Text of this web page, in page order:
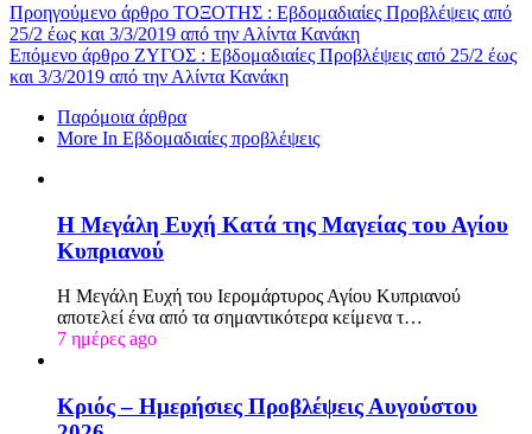
Προηγούμενο άρθρο ΤΟΞΟΤΗΣ : Eβδομαδιαίες Προβλέψεις από
25/2 έως και 3/3/2019 από την Αλίντα Κανάκη
Επόμενο άρθρο ΖΥΓΟΣ : Eβδομαδιαίες Προβλέψεις από 25/2 έως
και 3/3/2019 από την Αλίντα Κανάκη
Παρόμοια άρθρα
More In Εβδομαδιαίες προβλέψεις
Η Μεγάλη Ευχή Κατά της Μαγείας του Αγίου
Κυπριανού
Η Μεγάλη Ευχή του Ιερομάρτυρος Αγίου Κυπριανού
αποτελεί ένα από τα σημαντικότερα κείμενα τ…
7 ημέρες ago
Κριός – Ημερήσιες Προβλέψεις Αυγούστου